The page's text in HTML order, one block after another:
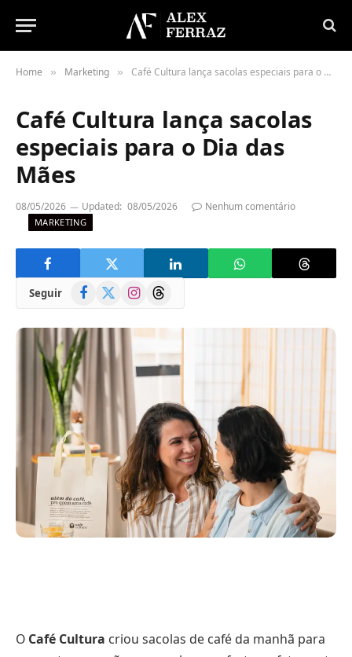
Home » Marketing » Café Cultura lança sacolas especiais para o Dia das Mães
Café Cultura lança sacolas
especiais para o Dia das
Mães
08/05/2026 Updated: 08/05/2026 Nenhum comentário
MARKETING
Seguir Facebook
(Twitter)
InstagramThreads
O Café Cultura criou sacolas de café da manhã para